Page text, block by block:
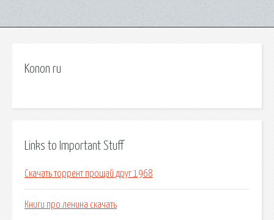
Konon ru
Links to Important Stuff
Скачать торрент прощай друг 1968
Книги про ленина скачать